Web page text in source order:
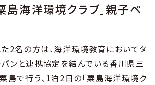
島海洋環境クラブ」親子ペ
2名の方は、海洋環境教育においてタ
パンと連携協定を結んでいる香川県三
島で行う、1泊2日の「粟島海洋環境ク